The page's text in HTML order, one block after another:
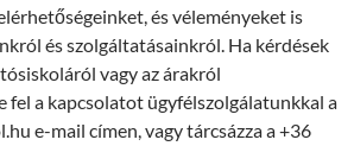
és véleményeket is
és szolgáltatásainkról. Ha kérdések
vagy az árakról
fel a kapcsolatot ügyfélszolgálatunkkal a
e-mail címen, vagy tárcsázza a +36